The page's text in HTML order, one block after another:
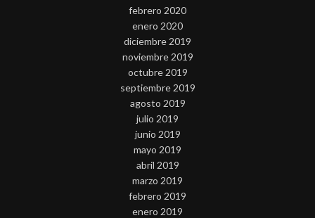
febrero 2020
enero 2020
diciembre 2019
noviembre 2019
octubre 2019
septiembre 2019
agosto 2019
julio 2019
junio 2019
mayo 2019
abril 2019
marzo 2019
febrero 2019
enero 2019